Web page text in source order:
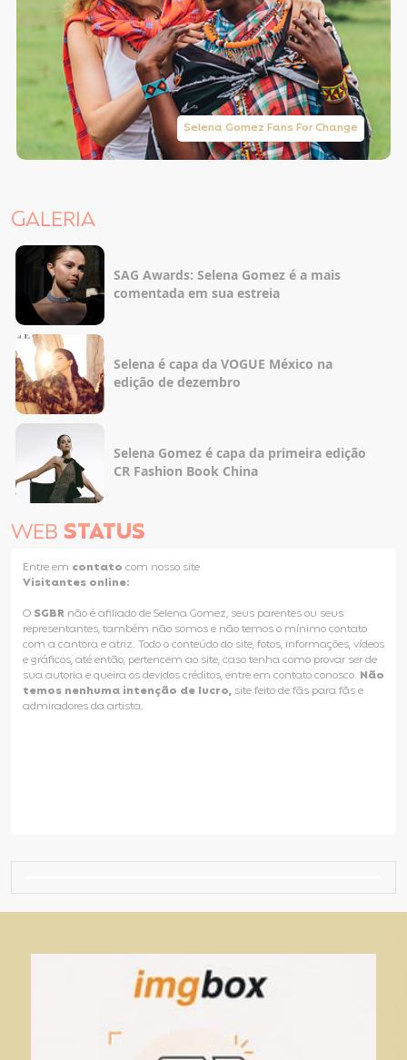
Selena Gomez Fans For Change
GALERIA
SAG Awards: Selena Gomez é a mais
comentada em sua estreia
Selena é capa da VOGUE México na
edição de dezembro
Selena Gomez é capa da primeira edição
CR Fashion Book China
WEB STATUS
Entre em contato com nosso site
Visitantes online:
O SGBR não é afiliado de Selena Gomez, seus parentes ou seus
representantes, também não somos e não temos o mínimo contato
com a cantora e atriz. Todo o conteúdo do site, fotos, informações, vídeos
e gráficos, até então, pertencem ao site, caso tenha como provar ser de
sua autoria e queira os devidos créditos, entre em contato conosco. Não
temos nenhuma intenção de lucro, site feito de fãs para fãs e
admiradores da artista.